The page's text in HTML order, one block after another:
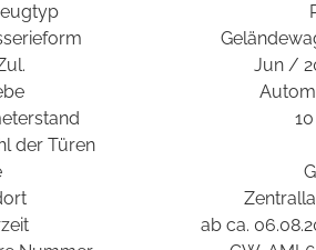
Jun /
der Türen
ab ca.